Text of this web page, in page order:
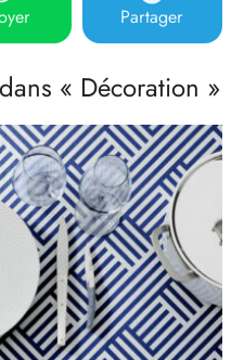
Partager
« Décoration »